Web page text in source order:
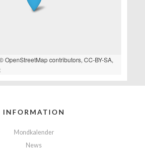
OpenStreetMapcontributors, CC-BY-SA,
INFORMATION
Mondkalender
News